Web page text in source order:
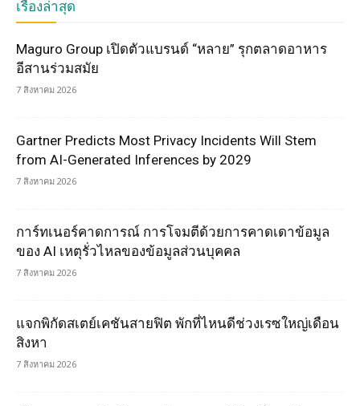
เรื่องล่าสุด
Maguro Group เปิดตัวแบรนด์ “หลาย” รุกตลาดอาหาร
อีสานร่วมสมัย
7 สิงหาคม 2026
Gartner Predicts Most Privacy Incidents Will Stem
from AI-Generated Inferences by 2029
7 สิงหาคม 2026
การ์ทเนอร์คาดการณ์ การโจมตีด้วยการคาดเดาข้อมูล
ของ AI เหตุรั่วไหลของข้อมูลส่วนบุคคล
7 สิงหาคม 2026
แจกพิกัดสเตย์เคชันสายฟิต พักที่ไหนดีช่วงเรซใหญ่เดือน
สิงหา
7 สิงหาคม 2026